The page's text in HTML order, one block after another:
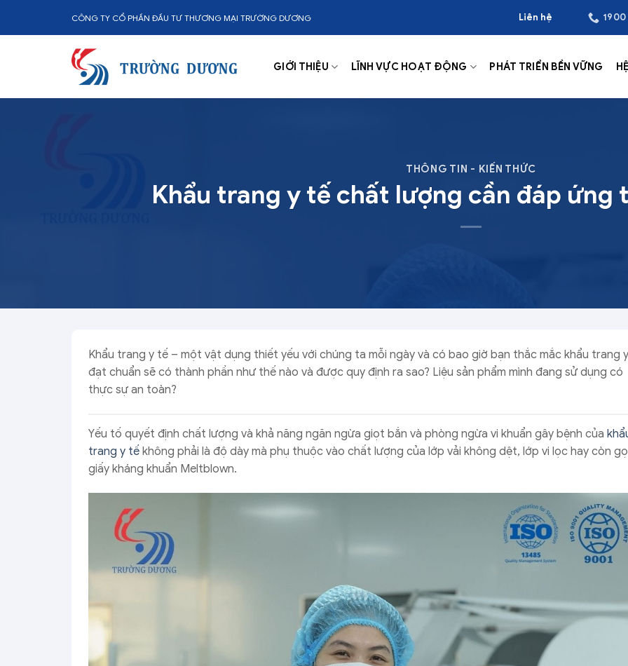
CÔNG TY CỔ PHẦN ĐẦU TƯ THƯƠNG MẠI TRƯỜNG DƯƠNG Liên hệ 1900
GIỚI THIỆU LĨNH VỰC HOẠT ĐỘNG PHÁT TRIỂN BỀN VỮNG
THÔNG TIN - KIẾN THỨC
Khẩu trang y tế chất lượng cần đáp ứng
Khẩu trang y tế – một vật dụng thiết yếu với chúng ta mỗi ngày và có bao giờ bạn thắc mắc khẩu trang
đạt chuẩn sẽ có thành phần như thế nào và được quy định ra sao? Liệu sản phẩm mình đang sử dụng có
thực sự an toàn?
Yếu tố quyết định chất lượng và khả năng ngăn ngừa giọt bắn và phòng ngừa vi khuẩn gây bệnh của
trang y tế không phải là độ dày mà phụ thuộc vào chất lượng của lớp vải không dệt, lớp vi lọc hay còn
giấy kháng khuẩn Meltblown.